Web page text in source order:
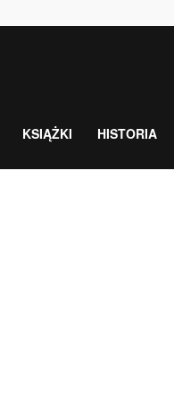
KSIĄŻKI HISTORIA